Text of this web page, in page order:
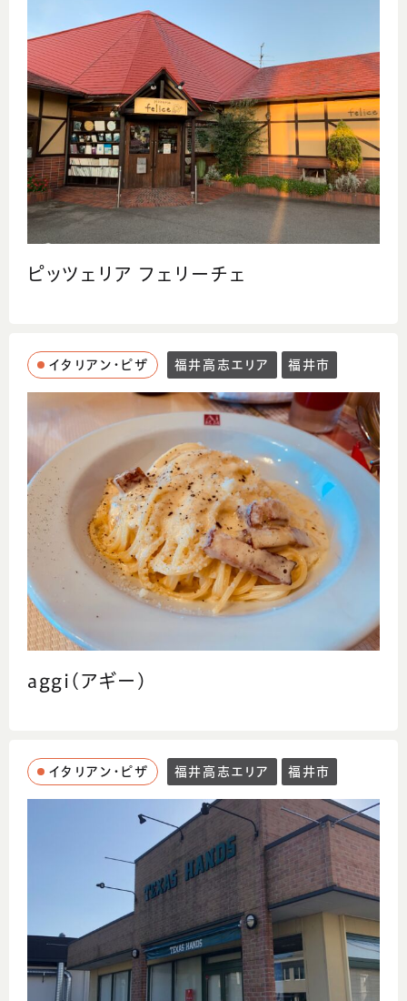
ピッツェリア フェリーチェ
イタリアン・ピザ 福井高志エリア 福井市
aggi(アギー)
イタリアン・ピザ 福井高志エリア 福井市